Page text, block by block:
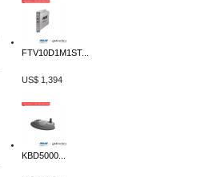
FTV10D1M1ST...
US$ 1,394
KBD5000...